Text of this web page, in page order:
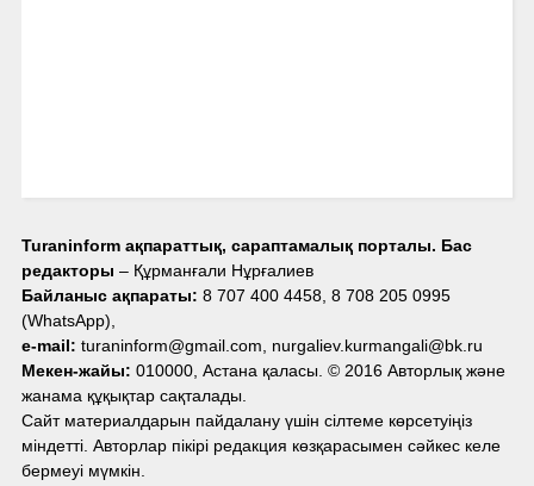
Turaninform ақпараттық, сараптамалық порталы. Бас
редакторы – Құрманғали Нұрғалиев
Байланыс ақпараты: 8 707 400 4458, 8 708 205 0995
(WhatsApp),
e-mail: turaninform@gmail.com, nurgaliev.kurmangali@bk.ru
Мекен-жайы: 010000, Астана қаласы. © 2016 Авторлық және
жанама құқықтар сақталады.
Сайт материалдарын пайдалану үшін сілтеме көрсетуіңіз
міндетті. Авторлар пікірі редакция көзқарасымен сәйкес келе
бермеуі мүмкін.